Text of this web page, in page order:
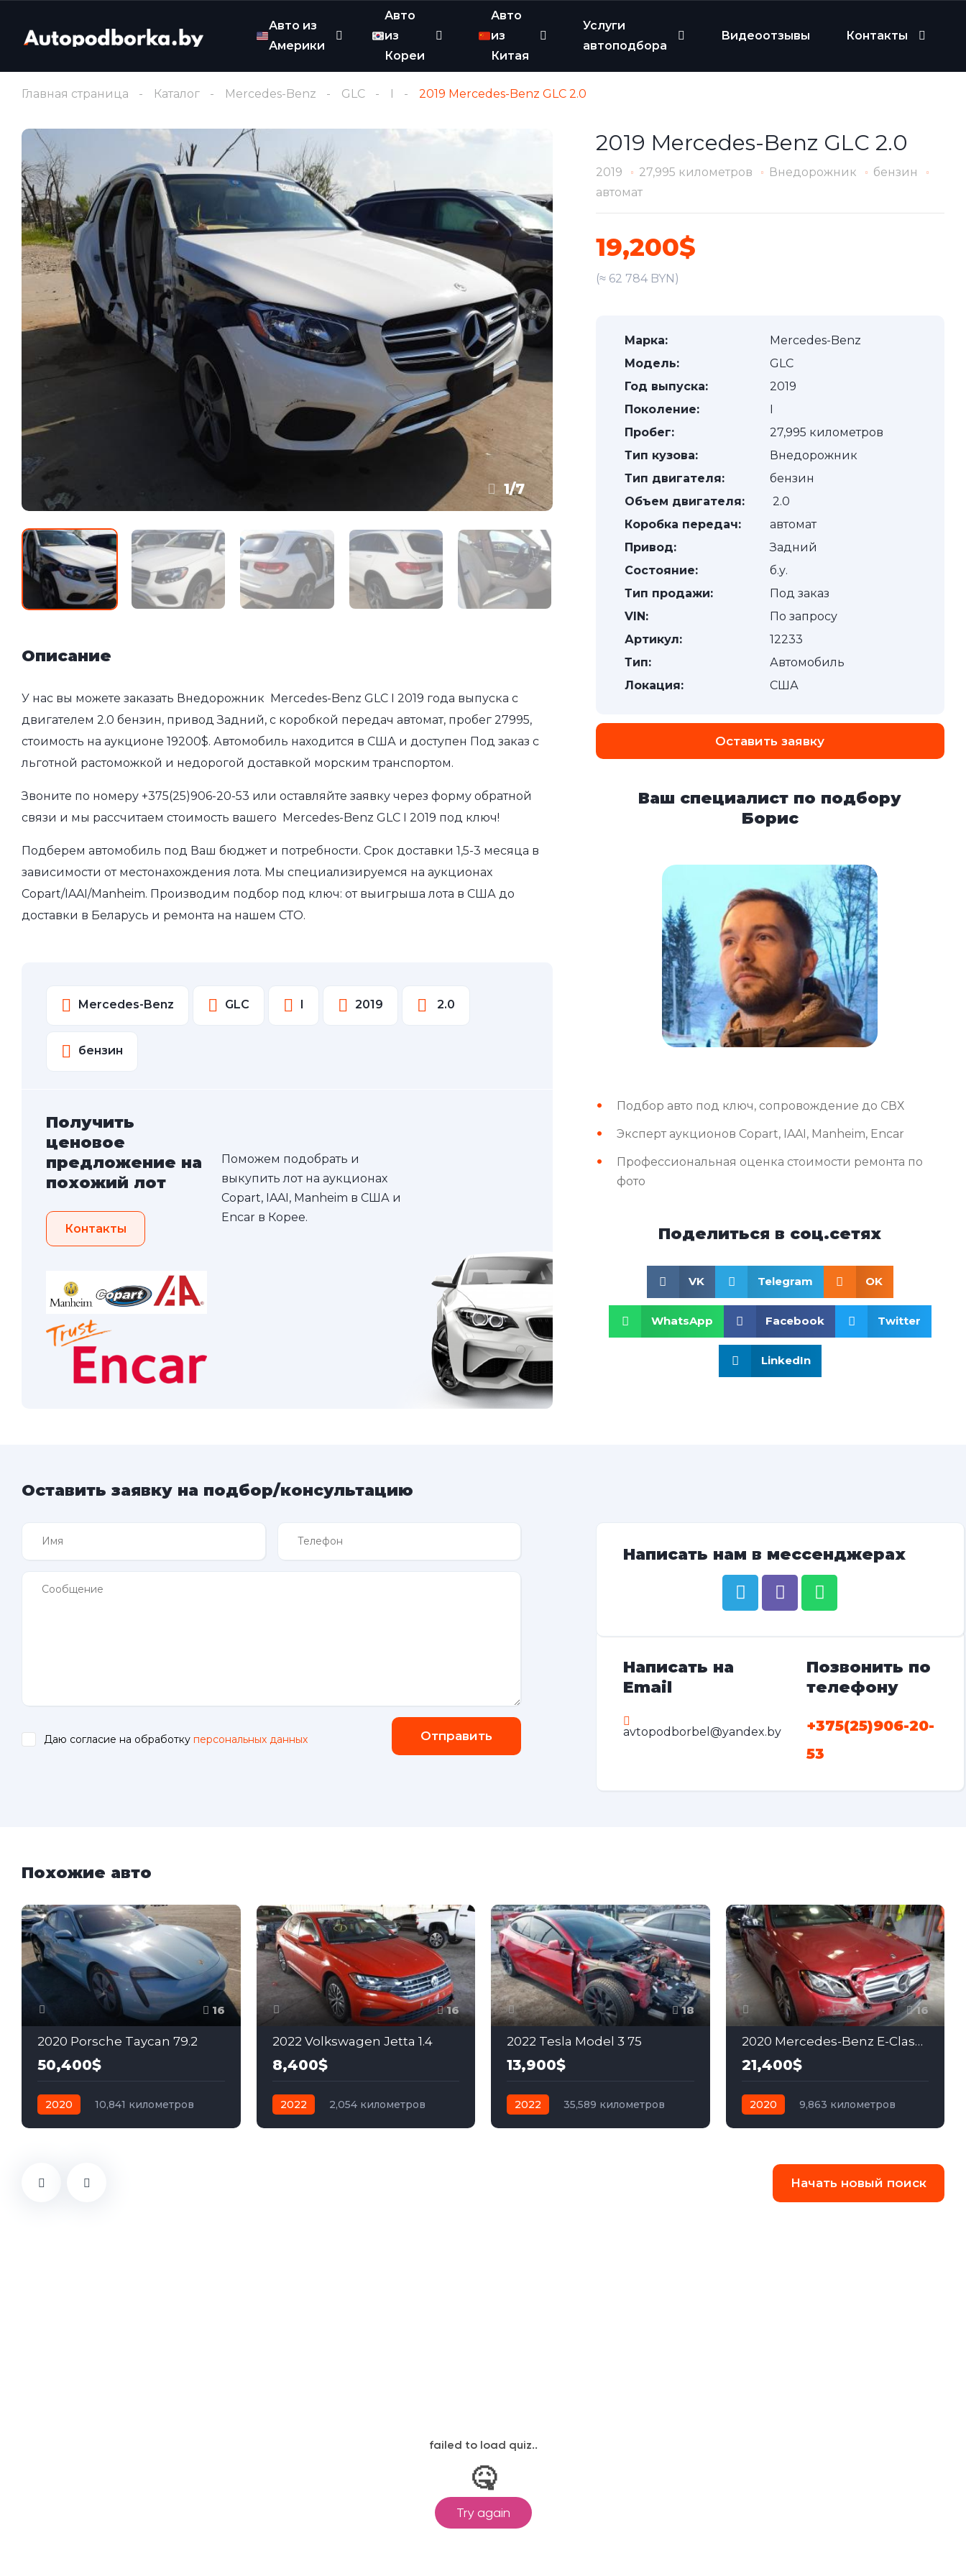
Авто из
Америки
Авто
из
Кореи
Авто
из
Китая
Услуги
автоподбора
Видеоотзывы Контакты
Главная страница Каталог Mercedes-Benz GLC I 2019 Mercedes-Benz GLC 2.0
1/7
Описание
У нас вы можете заказать Внедорожник Mercedes-Benz GLC I 2019 года выпуска с
двигателем 2.0 бензин, привод Задний, с коробкой передач автомат, пробег 27995,
стоимость на аукционе 19200$. Автомобиль находится в США и доступен Под заказ с
льготной растоможкой и недорогой доставкой морским транспортом.
Звоните по номеру +375(25)906-20-53 или оставляйте заявку через форму обратной
связи и мы рассчитаем стоимость вашего Mercedes-Benz GLC I 2019 под ключ!
Подберем автомобиль под Ваш бюджет и потребности. Срок доставки 1,5-3 месяца в
зависимости от местонахождения лота. Мы специализируемся на аукционах
Copart/IAAI/Manheim. Производим подбор под ключ: от выигрыша лота в США до
доставки в Беларусь и ремонта на нашем СТО.
Mercedes-Benz GLC I 2019 2.0
бензин
Получить
ценовое
предложение на
похожий лот
Контакты
Поможем подобрать и
выкупить лот на аукционах
Copart, IAAI, Manheim в США и
Encar в Корее.
2019 Mercedes-Benz GLC 2.0
2019 27,995 километров Внедорожник
бензин
автомат
19,200$
(≈ 62 784 BYN)
Марка:
Mercedes-Benz
Модель:
GLC
Год выпуска:
2019
Поколение:
I
Пробег:
27,995 километров
Тип кузова:
Внедорожник
Тип двигателя:
бензин
Объем двигателя:
2.0
Коробка передач:
автомат
Привод:
Задний
Состояние:
б.у.
Тип продажи:
Под заказ
VIN:
По запросу
Артикул:
12233
Тип:
Автомобиль
Локация:
США
Оставить заявку
Ваш специалист по подбору
Борис
Подбор авто под ключ, сопровождение до СВХ
Эксперт аукционов Copart, IAAI, Manheim, Encar
Профессиональная оценка стоимости ремонта по
фото
Поделиться в соц.сетях
VK Telegram OK
WhatsApp Facebook Twitter
LinkedIn
Оставить заявку на подбор/консультацию
Даю согласие на обработку персональных данных Отправить
Написать нам в мессенджерах
Написать на
Email
avtopodborbel@yandex.by
Позвонить по
телефону
+375(25)906-20-
53
Похожие авто
16
2020 Porsche Taycan 79.2
50,400$
2020
10,841 километров
16
2022 Volkswagen Jetta 1.4
8,400$
2022
2,054 километров
18
2022 Tesla Model 3 75
13,900$
2022
35,589 километров
16
2020 Mercedes-Benz E-Class 2.0
21,400$
2020
9,863 километров
Начать новый поиск